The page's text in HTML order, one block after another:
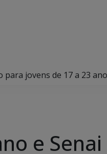
para jovens de 17 a 23
e